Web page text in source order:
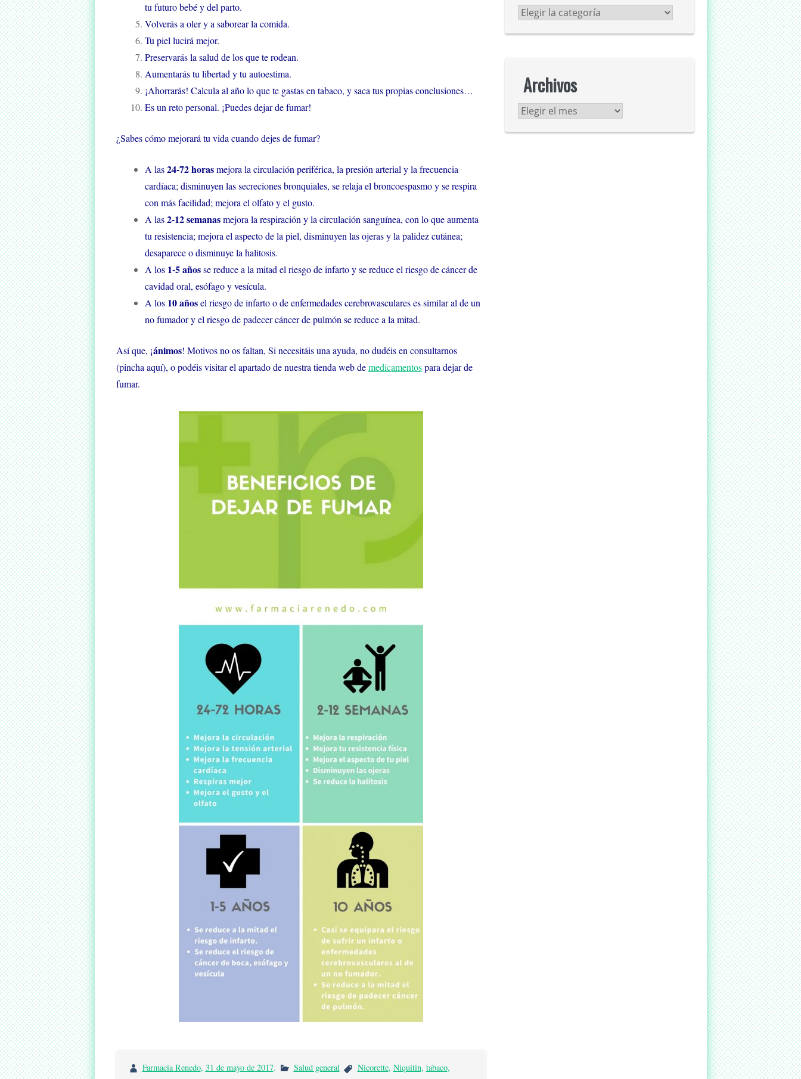
tu futuro bebé y del parto.
Volverás a oler y a saborear la comida.
Tu piel lucirá mejor.
Preservarás la salud de los que te rodean.
Aumentarás tu libertad y tu autoestima.
¡Ahorrarás! Calcula al año lo que te gastas en tabaco, y saca tus propias conclusiones…
Es un reto personal. ¡Puedes dejar de fumar!
¿Sabes cómo mejorará tu vida cuando dejes de fumar?
A las24-72 horasmejora la circulación periférica, la presión arterial y la frecuencia
cardíaca; disminuyen las secreciones bronquiales, se relaja el broncoespasmo y se respira
con más facilidad; mejora el olfato y el gusto.
A las2-12 semanasmejora la respiración y la circulación sanguínea, con lo que aumenta
tu resistencia; mejora el aspecto de la piel, disminuyen las ojeras y la palidez cutánea;
desaparece o disminuye la halitosis.
A los 1-5 añosse reduce a la mitad el riesgo de infarto y se reduce el riesgo de cáncer de
cavidad oral, esófago y vesícula.
A los 10 añosel riesgo de infarto o de enfermedades cerebrovasculares es similar al de un
no fumador y el riesgo de padecer cáncer de pulmón se reduce a la mitad.
Así que, ¡ánimos! Motivos no os faltan, Si necesitáis una ayuda, no dudéis en consultarnos
(pincha aquí), o podéis visitar el apartado de nuestra tienda web demedicamentospara dejar de
fumar.
Farmacia Renedo, 31 de mayo de 2017. Salud general Nicorette, Niquitin, tabaco,
Categorías
Archivos
Archivos